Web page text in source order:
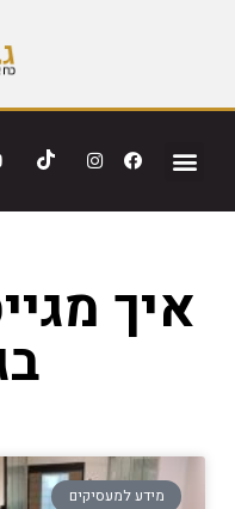
איך
מידע למעסיקים